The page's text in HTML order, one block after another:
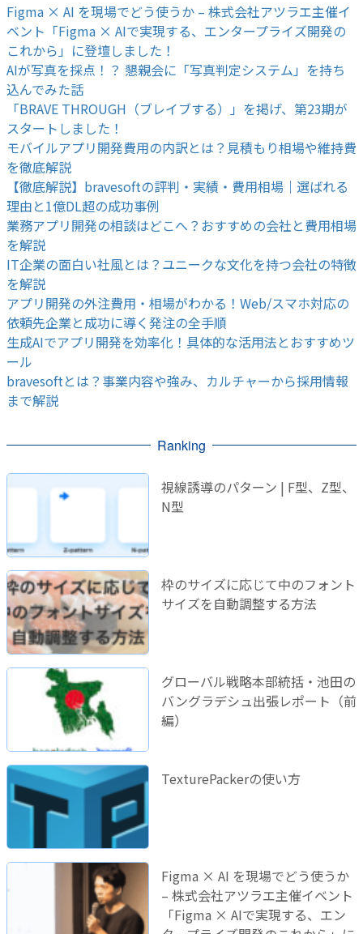
Figma × AI を現場でどう使うか – 株式会社アツラエ主催イ
ベント「Figma × AIで実現する、エンタープライズ開発の
これから」に登壇しました！
AIが写真を採点！？ 懇親会に「写真判定システム」を持ち
込んでみた話
「BRAVE THROUGH（ブレイブする）」を掲げ、第23期が
スタートしました！
モバイルアプリ開発費用の内訳とは？見積もり相場や維持費
を徹底解説
【徹底解説】bravesoftの評判・実績・費用相場｜選ばれる
理由と1億DL超の成功事例
業務アプリ開発の相談はどこへ？おすすめの会社と費用相場
を解説
IT企業の面白い社風とは？ユニークな文化を持つ会社の特徴
を解説
アプリ開発の外注費用・相場がわかる！Web/スマホ対応の
依頼先企業と成功に導く発注の全手順
生成AIでアプリ開発を効率化！具体的な活用法とおすすめツ
ール
bravesoftとは？事業内容や強み、カルチャーから採用情報
まで解説
Ranking
視線誘導のパターン | F型、Z型、
N型
枠のサイズに応じて中のフォント
サイズを自動調整する方法
グローバル戦略本部統括・池田の
バングラデシュ出張レポート（前
編）
TexturePackerの使い方
Figma × AI を現場でどう使うか
– 株式会社アツラエ主催イベント
「Figma × AIで実現する、エン